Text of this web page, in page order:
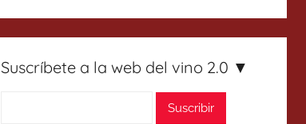
Suscríbete a la web del vino 2.0 ▼